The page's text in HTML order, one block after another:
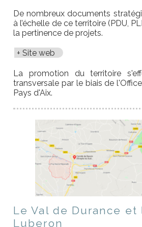
De nombreux documents
à l’échelle de ce territoire (PDU,
la pertinence de projets.
Site web
La promotion du territoire
transversale par le biais de
Pays d'Aix.
Le Val de Durance et
Luberon